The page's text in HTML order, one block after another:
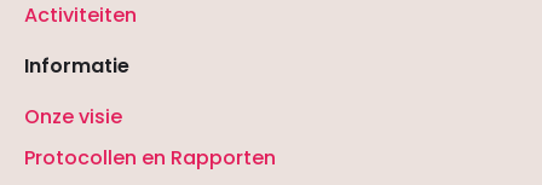
Activiteiten
Informatie
Onze visie
Protocollen en Rapporten